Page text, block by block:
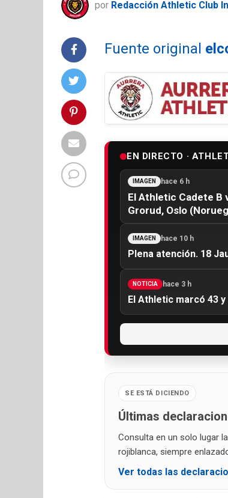
por Redacción Athletic Club
Fuente original
EN DIRECTO ·
IMAGEN hace 6 h
El Athletic Cadete B
Grorud, Oslo
IMAGEN hace 10 h
Plena atención. 18
NOTICIA hace 3 h
El Athletic marcó 43
SE ESTÁ DICIENDO
Últimas
Consulta en un solo lugar
rojiblanca, siempre
Ver todas las